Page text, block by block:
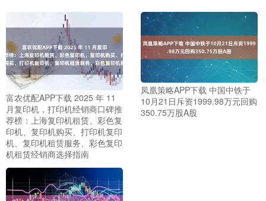
富农优配APP下载 2025 年 11
月复印机，打印机经销商口碑推
荐榜：上海复印机租赁、彩色复
印机、复印机购买、打印机复印
机、复印机租赁服务、彩色复印
机租赁经销商选择指南
凤凰策略APP下载 中国中铁于
10月21日斥资1999.98万元回购
350.75万股A股